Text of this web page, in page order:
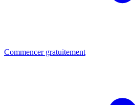
Commencer gratuitement